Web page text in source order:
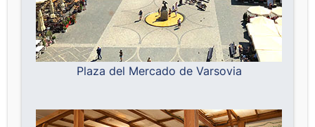
Plaza del Mercado de Varsovia